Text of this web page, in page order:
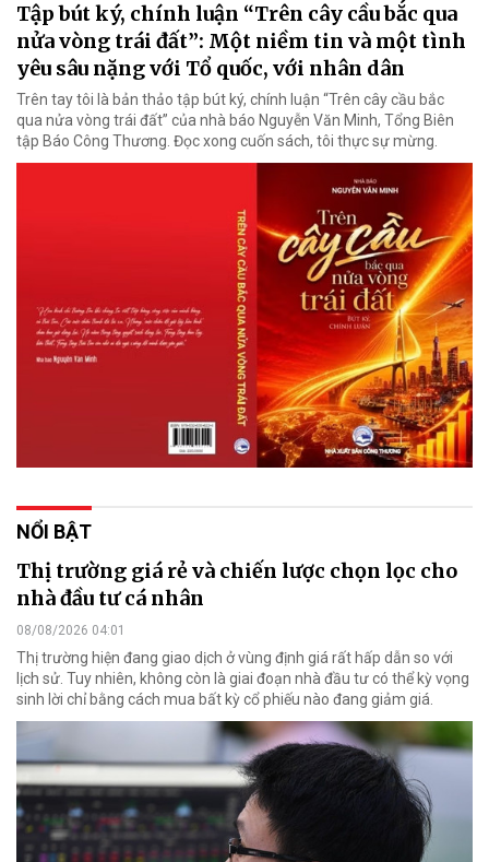
Tập bút ký, chính luận “Trên cây cầu bắc qua
nửa vòng trái đất”: Một niềm tin và một tình
yêu sâu nặng với Tổ quốc, với nhân dân
Trên tay tôi là bản thảo tập bút ký, chính luận “Trên cây cầu bắc
qua nửa vòng trái đất” của nhà báo Nguyễn Văn Minh, Tổng Biên
tập Báo Công Thương. Đọc xong cuốn sách, tôi thực sự mừng.
NỔI BẬT
Thị trường giá rẻ và chiến lược chọn lọc cho
nhà đầu tư cá nhân
08/08/2026 04:01
Thị trường hiện đang giao dịch ở vùng định giá rất hấp dẫn so với
lịch sử. Tuy nhiên, không còn là giai đoạn nhà đầu tư có thể kỳ vọng
sinh lời chỉ bằng cách mua bất kỳ cổ phiếu nào đang giảm giá.